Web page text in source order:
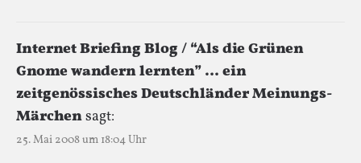
Internet Briefing Blog / “Als die Grünen
Gnome wandern lernten” … ein
zeitgenössisches Deutschländer Meinungs-
Märchensagt:
25. Mai 2008 um 18:04 Uhr